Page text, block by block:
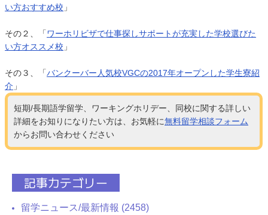
い方おすすめ校 」
その２、「ワーホリビザで仕事探しサポートが充実した学校選びた
い方オススメ校 」
その３、「バンクーバー人気校VGCの2017年オープンした学生寮紹
介 」
短期/長期語学留学、ワーキングホリデー、同校に関する詳しい
詳細をお知りになりたい方は、お気軽に無料留学相談フォーム
からお問い合わせください
記事カテゴリー
留学ニュース/最新情報 (2458)